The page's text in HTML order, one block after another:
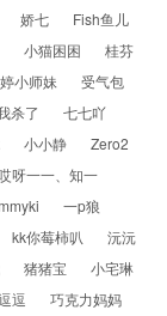
娇七
Fish鱼儿
小猫困困
桂芬
小师妹
受气包
杀了
七七吖
小小静
Zero2
呀一一、知一
一p狼
kk你莓柿叭
沅沅
猪猪宝
小宅琳
逗
巧克力妈妈